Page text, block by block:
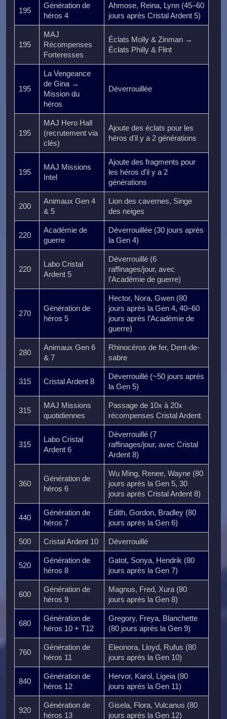
195
Génération de
héros 4
Ahmose, Reina, Lynn (45–60
jours après Cristal Ardent 5)
195
MAJ
Récompenses
Forteresses
Éclats Molly & Zinman →
Éclats Philly & Flint
195
La Vengeance
de Gina →
Mission du
héros
Déverrouillée
195
MAJ Hero Hall
(recrutement via
clés)
Ajoute des éclats pour les
héros d’il y a 2 générations
195
MAJ Missions
Intel
Ajoute des fragments pour
les héros d’il y a 2
générations
200
Animaux Gen 4
& 5
Lion des cavernes, Singe
des neiges
220
Académie de
guerre
Déverrouillée (30 jours après
la Gen 4)
220
Labo Cristal
Ardent 5
Déverrouillé (6
raffinages/jour, avec
l’Académie de guerre)
270
Génération de
héros 5
Hector, Nora, Gwen (80
jours après la Gen 4, 40–60
jours après l’Académie de
guerre)
280
Animaux Gen 6
& 7
Rhinocéros de fer, Dent-de-
sabre
315 Cristal Ardent 8
Déverrouillé (~50 jours après
la Gen 5)
315
MAJ Missions
quotidiennes
Passage de 10x à 20x
récompenses Cristal Ardent
315
Labo Cristal
Ardent 6
Déverrouillé (7
raffinages/jour, avec Cristal
Ardent 8)
360
Génération de
héros 6
Wu Ming, Renee, Wayne (80
jours après la Gen 5, 30
jours après Cristal Ardent 8)
440
Génération de
héros 7
Edith, Gordon, Bradley (80
jours après la Gen 6)
500 Cristal Ardent 10 Déverrouillé
520
Génération de
héros 8
Gatot, Sonya, Hendrik (80
jours après la Gen 7)
600
Génération de
héros 9
Magnus, Fred, Xura (80
jours après la Gen 8)
680
Génération de
héros 10 + T12
Gregory, Freya, Blanchette
(80 jours après la Gen 9)
760
Génération de
héros 11
Eleonora, Lloyd, Rufus (80
jours après la Gen 10)
840
Génération de
héros 12
Hervor, Karol, Ligeia (80
jours après la Gen 11)
920
Génération de
héros 13
Gisela, Flora, Vulcanus (80
jours après la Gen 12)